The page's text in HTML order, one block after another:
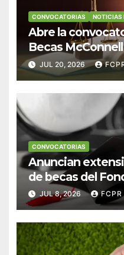
CONVOCATORIAS NOTICIAS
Abre la
Becas
Escudero Viera
Derecho en
JUL 20, 2026
CONVOCATORIAS
Anuncian
de becas del
Hendricks, SJ
Colegio San
JUL 8, 2026 FCPR